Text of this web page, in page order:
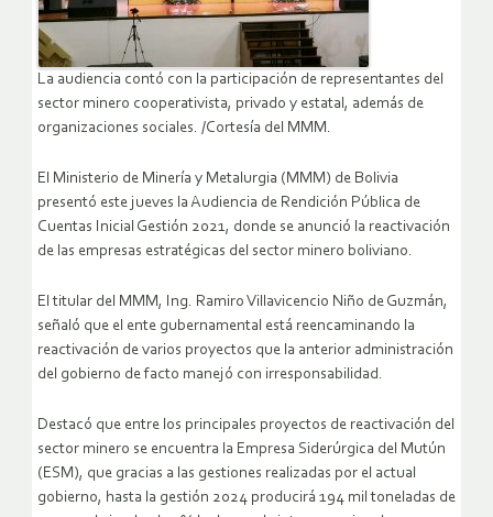
La audiencia contó con la participación de representantes del
sector minero cooperativista, privado y estatal, además de
organizaciones sociales. /Cortesía del MMM.
El Ministerio de Minería y Metalurgia (MMM) de Bolivia
presentó este jueves la Audiencia de Rendición Pública de
Cuentas Inicial Gestión 2021, donde se anunció la reactivación
de las empresas estratégicas del sector minero boliviano.
El titular del MMM, Ing. Ramiro Villavicencio Niño de Guzmán,
señaló que el ente gubernamental está reencaminando la
reactivación de varios proyectos que la anterior administración
del gobierno de facto manejó con irresponsabilidad.
Destacó que entre los principales proyectos de reactivación del
sector minero se encuentra la Empresa Siderúrgica del Mutún
(ESM), que gracias a las gestiones realizadas por el actual
gobierno, hasta la gestión 2024 producirá 194 mil toneladas de